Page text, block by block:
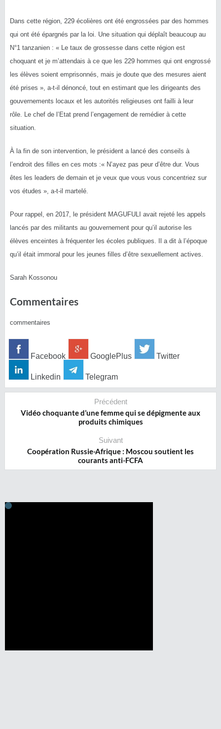
Dans cette région, 229 écolières ont été engrossées par des hommes
qui ont été épargnés par la loi. Une situation qui déplaît beaucoup au
N°1 tanzanien : « Le taux de grossesse dans cette région est
choquant et je m’attendais à ce que les 229 hommes qui ont engrossé
les élèves soient emprisonnés, mais je doute que des mesures aient
été prises », a-t-il dénoncé, tout en estimant que les dirigeants des
gouvernements locaux et les autorités religieuses ont failli à leur
rôle. Le chef de l’Etat prend l’engagement de remédier à cette
situation.
À la fin de son intervention, le président a lancé des conseils à
l’endroit des filles en ces mots :« N’ayez pas peur d’être dur. Vous
êtes les leaders de demain et je veux que vous vous concentriez sur
vos études », a-t-il martelé.
Pour rappel, en 2017, le président MAGUFULI avait rejeté les appels
lancés par des militants au gouvernement pour qu’il autorise les
élèves enceintes à fréquenter les écoles publiques. Il a dit à l’époque
qu’il était immoral pour les jeunes filles d’être sexuellement actives.
Sarah Kossonou
Commentaires
commentaires
Facebook GooglePlus Twitter
Linkedin Telegram
Précédent
Vidéo choquante d’une femme qui se dépigmente aux
produits chimiques
Suivant
Coopération Russie-Afrique : Moscou soutient les
courants anti-FCFA